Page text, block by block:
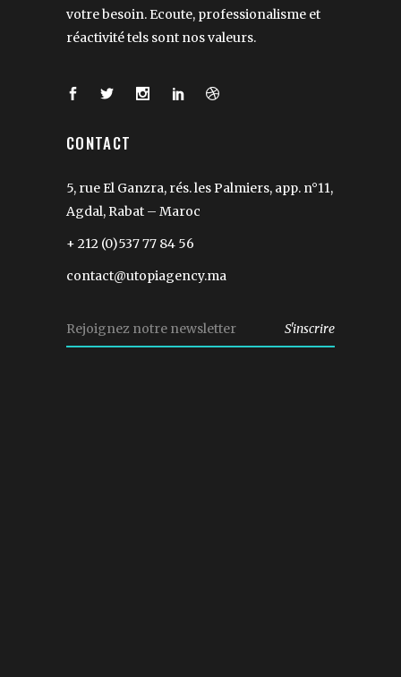
votre besoin. Ecoute, professionalisme et
réactivité tels sont nos valeurs.
CONTACT
5, rue El Ganzra, rés. les Palmiers, app. n°11,
Agdal, Rabat – Maroc
+ 212 (0)537 77 84 56
contact@utopiagency.ma